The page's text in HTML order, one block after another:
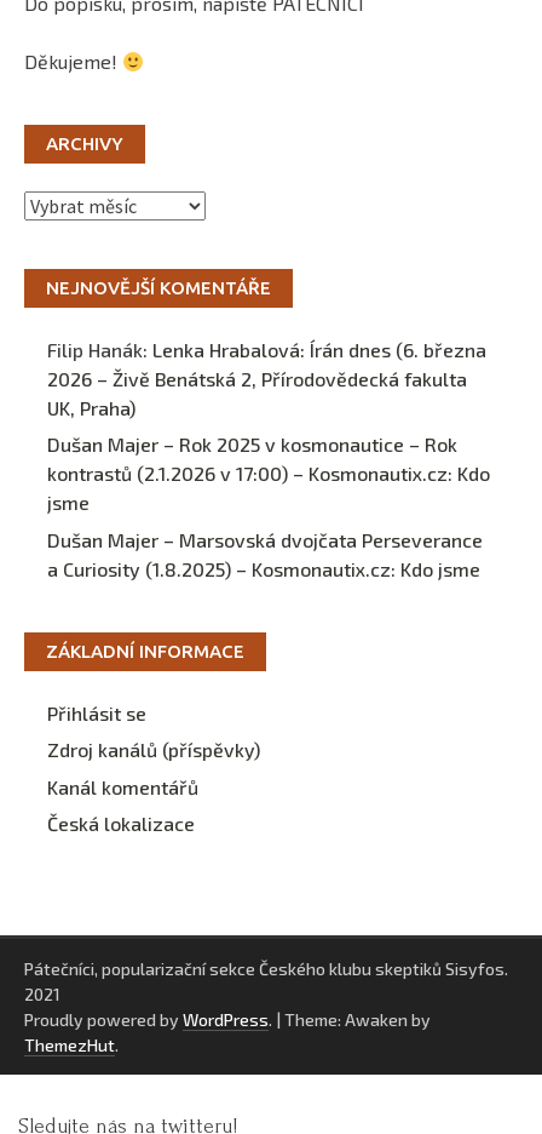
Děkujeme!
ARCHIVY
Archivy
NEJNOVĚJŠÍ KOMENTÁŘE
Filip Hanák: Lenka Hrabalová: Írán dnes (6. března
2026 – Živě Benátská 2, Přírodovědecká fakulta
UK, Praha)
Dušan Majer – Rok 2025 v kosmonautice – Rok
kontrastů (2.1.2026 v 17:00) – Kosmonautix.cz: Kdo
jsme
Dušan Majer – Marsovská dvojčata Perseverance
a Curiosity (1.8.2025) – Kosmonautix.cz: Kdo jsme
ZÁKLADNÍ INFORMACE
Přihlásit se
Zdroj kanálů (příspěvky)
Kanál komentářů
Česká lokalizace
Pátečníci, popularizační sekce Českého klubu skeptiků Sisyfos.
2021
Proudly powered by WordPress. | Theme: Awaken by
ThemezHut.
Sledujte nás na twitteru!